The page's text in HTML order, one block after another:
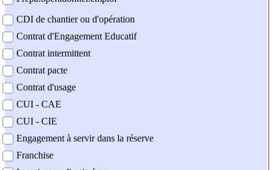
CDI de chantier ou d'opération
Contrat d'Engagement Educatif
Contrat intermittent
Contrat pacte
Contrat d'usage
CUI - CAE
CUI - CIE
Engagement à servir dans la réserve
Franchise